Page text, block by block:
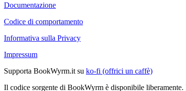
Documentazione
Codice di comportamento
Informativa sulla Privacy
Impressum
Supporta BookWyrm.it su ko-fi (offrici un caffè)
Il codice sorgente di BookWyrm è disponibile